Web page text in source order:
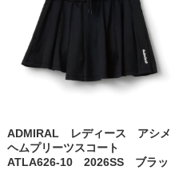
ADMIRAL レディース アシメ
ヘムプリーツスコート
ATLA626-10 2026SS ブラッ